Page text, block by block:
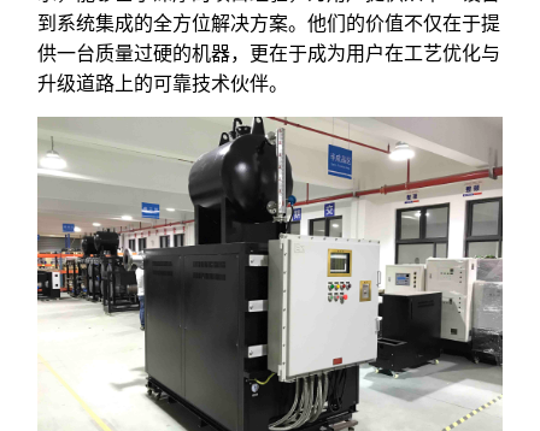
到系统集成的全方位解决方案。他们的价值不仅在于提
供一台质量过硬的机器，更在于成为用户在工艺优化与
升级道路上的可靠技术伙伴。